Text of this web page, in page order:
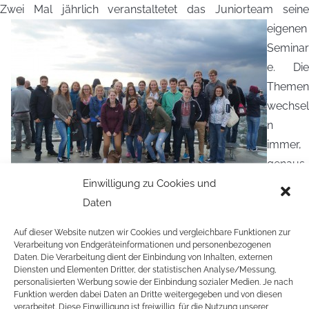
Einwilligung zu Cookies und
Daten
Auf dieser Website nutzen wir Cookies und vergleichbare Funktionen zur
Verarbeitung von Endgeräteinformationen und personenbezogenen
Daten. Die Verarbeitung dient der Einbindung von Inhalten, externen
Diensten und Elementen Dritter, der statistischen Analyse/Messung,
personalisierten Werbung sowie der Einbindung sozialer Medien. Je nach
Funktion werden dabei Daten an Dritte weitergegeben und von diesen
verarbeitet. Diese Einwilligung ist freiwillig, für die Nutzung unserer
Zwei Mal jährlich veranstaltetetdas Juniorteam seine
eigenen
Seminar
e. Die
Themen
wechsel
n
immer,
genaus
o wie
die Veranstaltungsorte. Herzlich eingeladen sind auch junge
immer von Freitagnachmittag bis Sonntagmittag statt –
neben Vorträgen und Workshops sorgen die Organisatoren
auch immer für ein abwechselndes Rahmen- und
Abendprogramm. Die Teilnahme kostet 30 Euro. Darin